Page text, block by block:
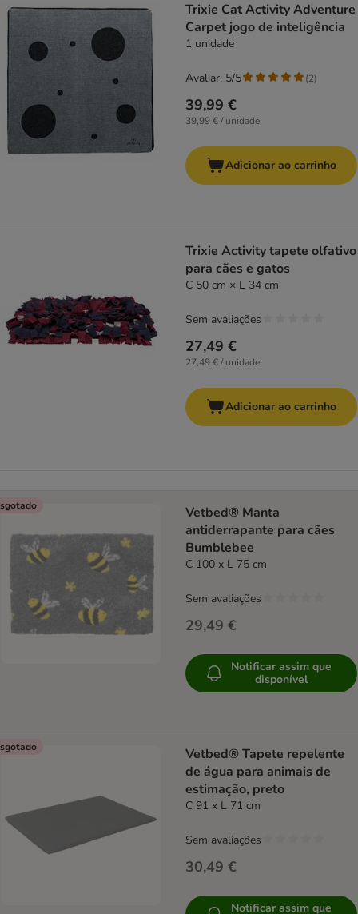
Trixie Cat Activity Adventure
Carpet jogo de inteligência
1 unidade
39,99 €
39,99 € / unidade
Avaliar: 5/5 (2)
Adicionar ao carrinho
Trixie Activity tapete olfativo
para cães e gatos
C 50 cm × L 34 cm
27,49 €
27,49 € / unidade
Sem avaliações
Adicionar ao carrinho
Vetbed® Manta
antiderrapante para cães
Bumblebee
C 100 x L 75 cm
29,49 €
Sem avaliações
Notificar assim que
disponível
Vetbed® Tapete repelente
de água para animais de
estimação, preto
C 91 x L 71 cm
30,49 €
Sem avaliações
Notificar assim que